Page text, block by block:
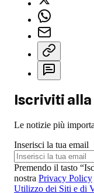
Iscriviti
Le notizie più
Inserisci la tua email
Premendo il tasto
nostra Privacy Policy
Utilizzo dei Siti e di